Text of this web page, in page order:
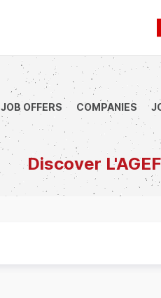
JOB OFFERS COMPANIES
Discover
Banque Société Générale